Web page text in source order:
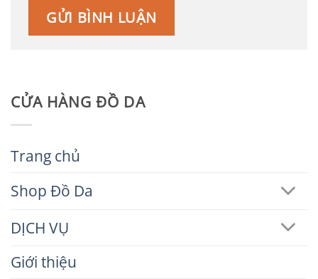
CỬA HÀNG ĐỒ DA
Trang chủ
Shop Đồ Da
DỊCH VỤ
Giới thiệu